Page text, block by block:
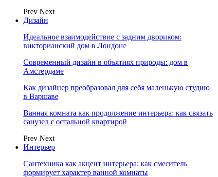
Prev Next
Дизайн
Идеальное взаимодействие с задним двориком:
викторианский дом в Лондоне
Современный дизайн в объятиях природы: дом в
Амстердаме
Как дизайнер преобразовал для себя маленькую студию
в Варшаве
Ванная комната как продолжение интерьера: как связать
санузел с остальной квартирой
Prev Next
Интерьер
Сантехника как акцент интерьера: как смеситель
формирует характер ванной комнаты